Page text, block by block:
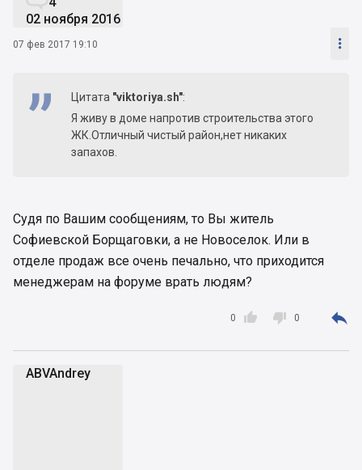
02 ноября 2016
07 фев 2017 19:10 
Цитата "viktoriya.sh":
Я живу в доме напротив строительства этого
ЖК.Отличный чистый район,нет никаких
запахов.
Судя по Вашим сообщениям, то Вы житель
Софиевской Борщаговки, а не Новоселок. Или в
отделе продаж все очень печально, что приходится
менеджерам на форуме врать людям?

0  0 
ABVAndrey